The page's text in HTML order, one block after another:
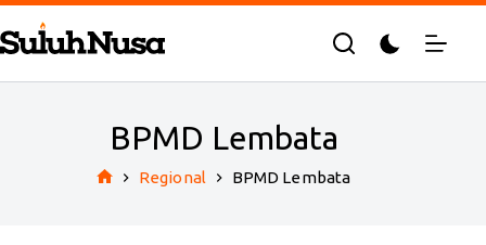
Skip
to
content
BPMD Lembata
Regional BPMD Lembata